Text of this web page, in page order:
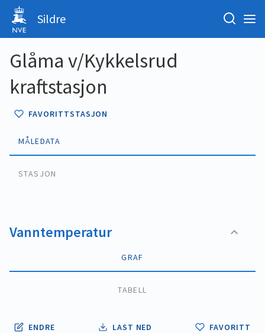
Sildre
Glåma v/Kykkelsrud
kraftstasjon
FAVORITTSTASJON
MÅLEDATA
STASJON
Vanntemperatur
GRAF
TABELL
ENDRE LAST NED FAVORITT